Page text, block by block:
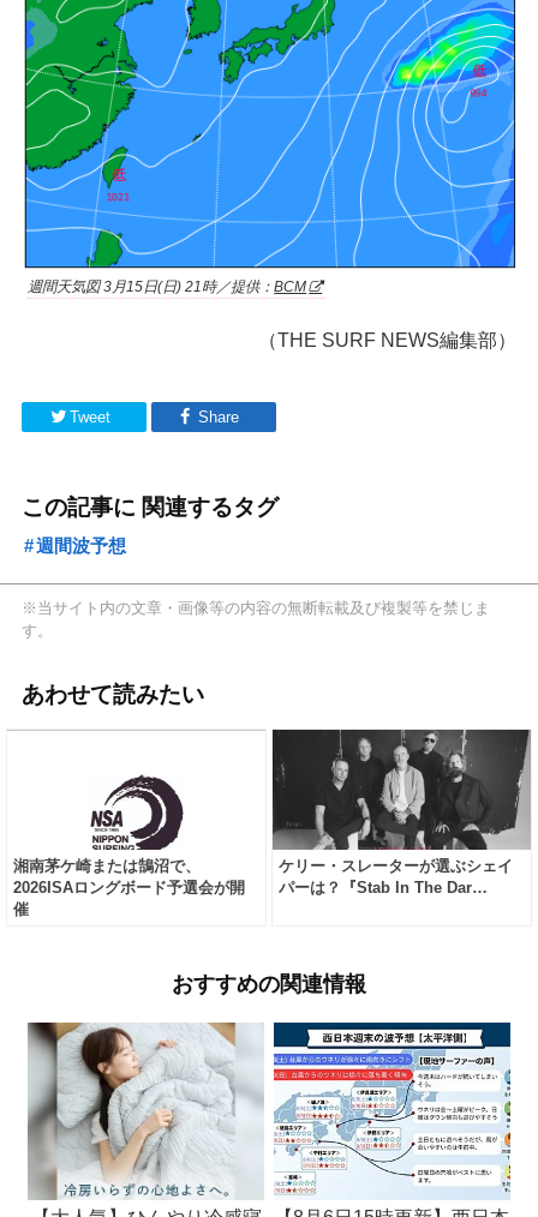
週間天気図 3月15日(日) 21時／提供：BCM
（THE SURF NEWS編集部）
Tweet Share
この記事に 関連するタグ
週間波予想
※当サイト内の文章・画像等の内容の無断転載及び複製等を禁じま
す。
あわせて読みたい
湘南茅ケ崎または鵠沼で、
2026ISAロングボード予選会が開
催
ケリー・スレーターが選ぶシェイ
パーは？『Stab In The Dar…
おすすめの関連情報